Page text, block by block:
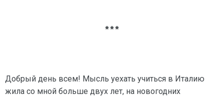
***
Добрый день всем! Мысль уехать учиться в Италию
жила со мной больше двух лет, на новогодних